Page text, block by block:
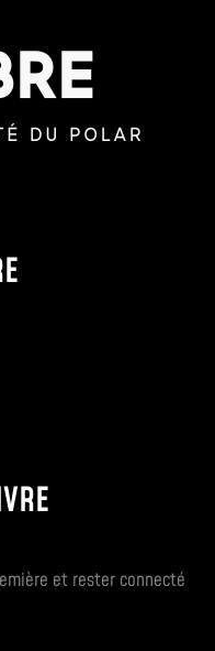
et rester connecté